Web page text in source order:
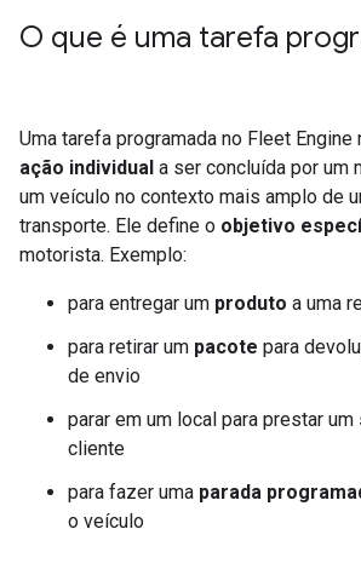
O que é uma tarefa
Uma tarefa programada no Fleet Engine
ação individual a ser concluída por um
um veículo no contexto mais amplo de
transporte. Ele define o objetivo
motorista. Exemplo:
para entregar um produto a uma
para retirar um pacote para
de envio
parar em um local para prestar um
cliente
para fazer uma parada
o veículo